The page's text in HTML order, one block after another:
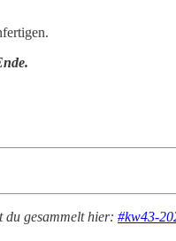
du gesammelt hier: #kw43-